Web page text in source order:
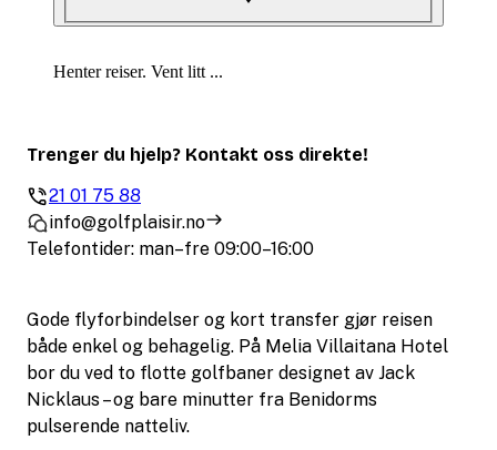
Gode flyforbindelser og kort transfer gjør reisen
både enkel og behagelig. På Melia Villaitana Hotel
bor du ved to flotte golfbaner designet av Jack
Nicklaus – og bare minutter fra Benidorms
pulserende natteliv.
Henter reiser. Vent litt ...
Trenger du hjelp? Kontakt oss direkte!
21 01 75 88
info@golfplaisir.no
Telefontider: man–fre 09:00–16:00